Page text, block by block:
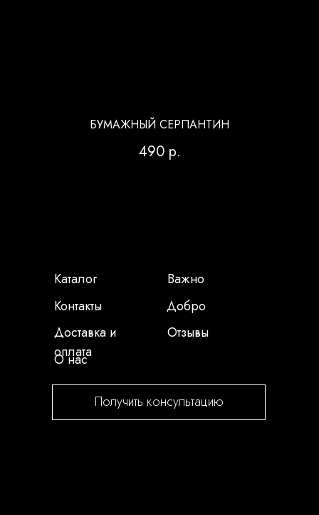
БУМАЖНЫЙ СЕРПАНТИН
490 р.
Каталог
Контакты
Доставка и
оплата
О нас
Важно
Добро
Отзывы
Получить консультацию